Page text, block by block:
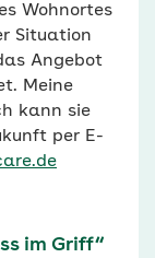
Wohnortes
Situation
Angebot
Meine
kann sie
per E-
im Griff“